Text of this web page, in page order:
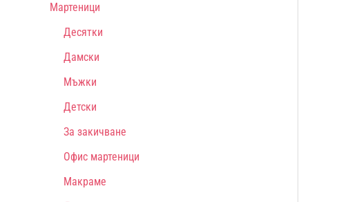
Мартеници
Десятки
Дамски
Мъжки
Детски
За закичване
Офис мартеници
Макраме